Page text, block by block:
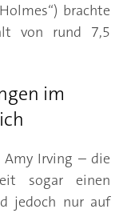
brachte
von rund 7,5
im
Amy Irving – die
sogar einen
jedoch nur auf